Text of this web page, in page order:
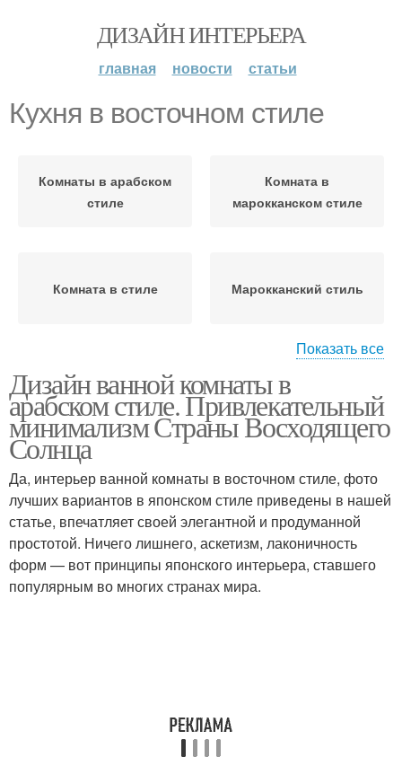
ДИЗАЙН ИНТЕРЬЕРА
главная новости статьи
Кухня в восточном стиле
Комнаты в арабском
стиле
Комната в
марокканском стиле
Комната в стиле Марокканский стиль
Восточные варианты
Показать все
Дизайн ванной комнаты в
арабском стиле. Привлекательный
минимализм Страны Восходящего
Солнца
Да, интерьер ванной комнаты в восточном стиле, фото
лучших вариантов в японском стиле приведены в нашей
статье, впечатляет своей элегантной и продуманной
простотой. Ничего лишнего, аскетизм, лаконичность
форм — вот принципы японского интерьера, ставшего
популярным во многих странах мира.